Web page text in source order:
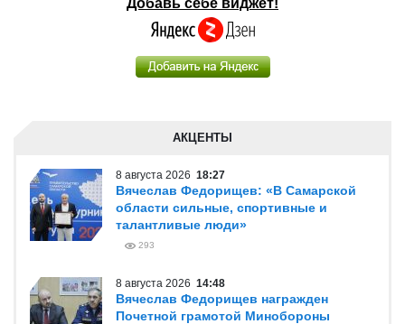
Добавь себе виджет!
АКЦЕНТЫ
8 августа 2026 18:27
Вячеслав Федорищев: «В Самарской
области сильные, спортивные и
талантливые люди»
293
8 августа 2026 14:48
Вячеслав Федорищев награжден
Почетной грамотой Минобороны